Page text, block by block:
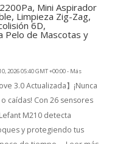
Mini Aspirador
Limpieza Zig-Zag,
6D,
Pelo de Mascotas y
2026 05:40 GMT +00:00 - Más
3.0 Actualizada】¡Nunca
caídas! Con 26 sensores
M210 detecta
y protegiendo tus